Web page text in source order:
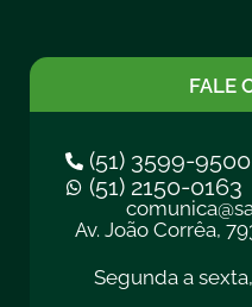
FALE
(51) 3599-9500
(51) 2150-0163
Av. João Corrêa,
Segunda a